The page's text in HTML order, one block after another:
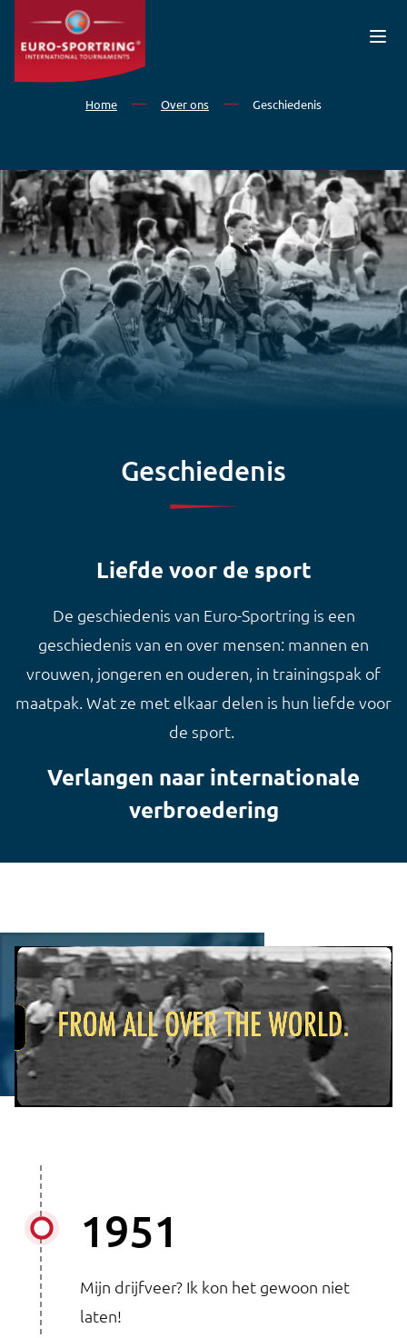
Overslaan en naar de inhoud gaan
Home Over ons Geschiedenis
Geschiedenis
Liefde voor de sport
De geschiedenis van Euro-Sportring is een
geschiedenis van en over mensen: mannen en
vrouwen, jongeren en ouderen, in trainingspak of
maatpak. Wat ze met elkaar delen is hun liefde voor
de sport.
Verlangen naar internationale
verbroedering
Filmbestand
1951
Mijn drijfveer? Ik kon het gewoon niet
laten!